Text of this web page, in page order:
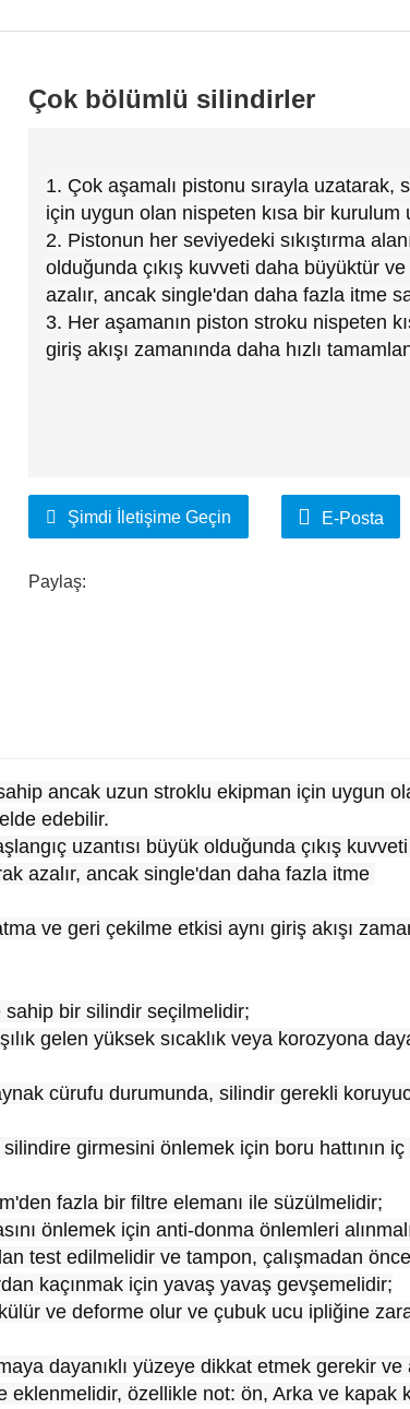
Çok bölümlü silindirler
1. Çok aşamalı pistonu sırayla uzatarak,
için uygun olan nispeten kısa bir
2. Pistonun her seviyedeki sıkıştırma
olduğunda çıkış kuvveti daha büyüktür
azalır, ancak single'dan daha fazla itme
3. Her aşamanın piston stroku nispeten
giriş akışı zamanında daha hızlı
Şimdi İletişime Geçin E-Posta
Paylaş:
ancak uzun stroklu ekipman için uygun
edebilir.
​​uzantısı büyük olduğunda çıkış
azalır, ancak single'dan daha fazla itme
ve geri çekilme etkisi aynı giriş akışı
sahip bir silindir seçilmelidir;
gelen yüksek sıcaklık veya korozyona
cürufu durumunda, silindir gerekli
girmesini önlemek için boru hattının iç
fazla bir filtre elemanı ile süzülmelidir;
önlemek için anti-donma önlemleri
test edilmelidir ve tampon, çalışmadan önce
kaçınmak için yavaş yavaş gevşemelidir;
ve deforme olur ve çubuk ucu ipliğine
dayanıklı yüzeye dikkat etmek gerekir ve
eklenmelidir, özellikle not: ön, Arka ve kapak